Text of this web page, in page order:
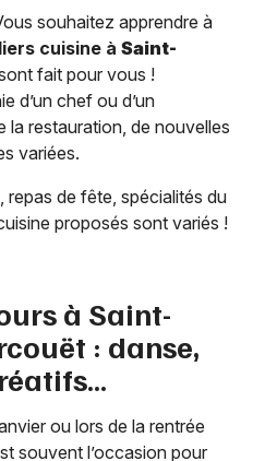
souhaitez apprendre à
cuisine à Saint-
fait pour vous !
d’un chef ou d’un
la restauration, de nouvelles
variées.
repas de fête, spécialités du
proposés sont variés !
à Saint-
: danse,
ou lors de la rentrée
souvent l’occasion pour